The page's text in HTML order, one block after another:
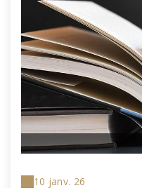
10 janv. 26